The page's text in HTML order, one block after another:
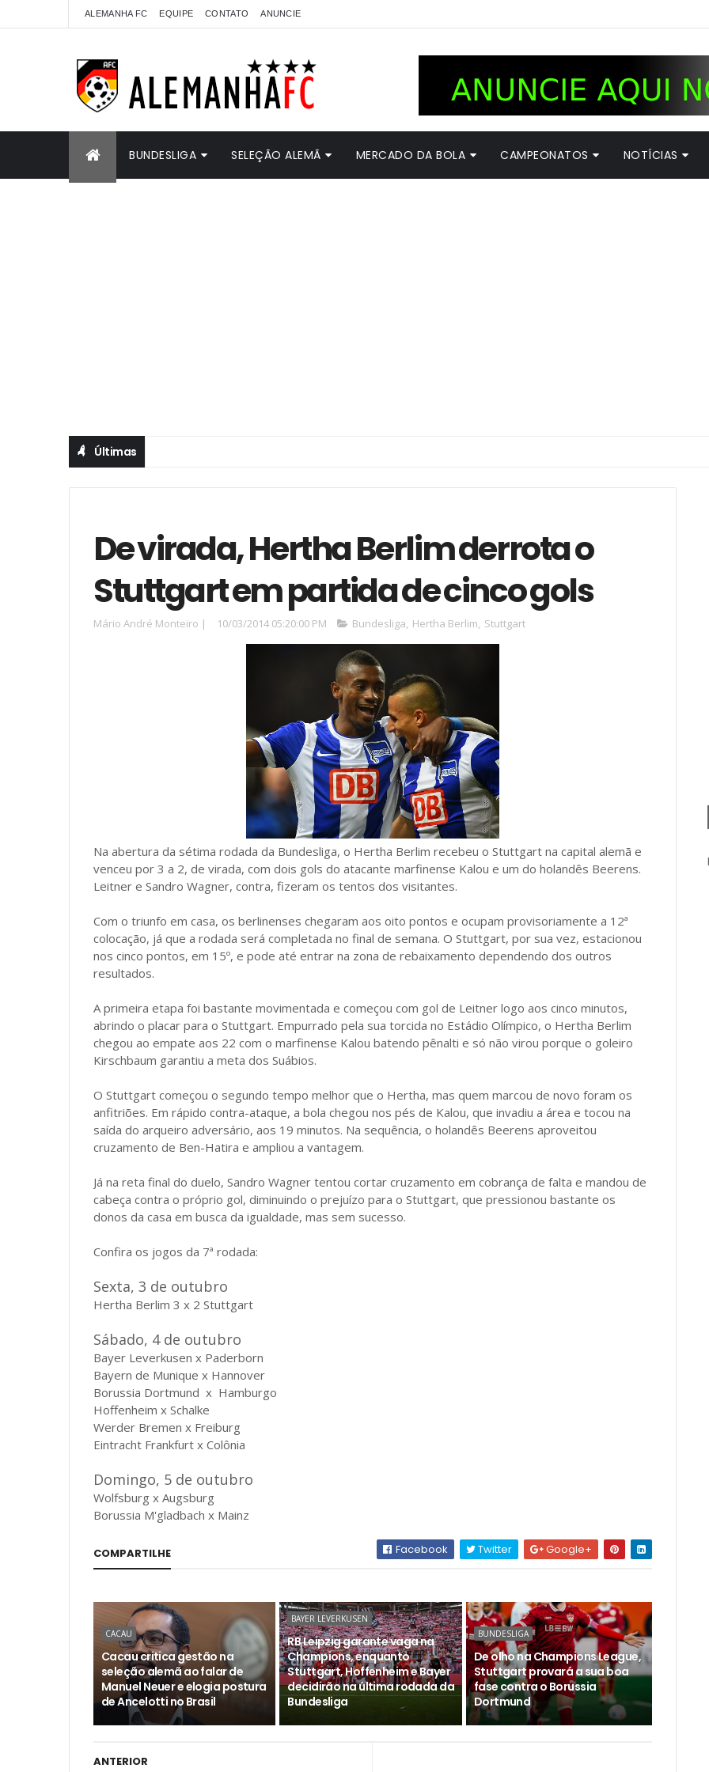
ALEMANHA FC EQUIPE CONTATO ANUNCIE
BUNDESLIGA SELEÇÃO ALEMÃ MERCADO DA BOLA CAMPEONATOS NOTÍCIAS
Últimas
De virada, Hertha Berlim derrota o
Stuttgart em partida de cinco gols
Mário André Monteiro | 10/03/2014 05:20:00 PM Bundesliga, Hertha Berlim, Stuttgart
Na abertura da sétima rodada da Bundesliga, o Hertha Berlim recebeu o Stuttgart na capital alemã e
venceu por 3 a 2, de virada, com dois gols do atacante marfinense Kalou e um do holandês Beerens.
Leitner e Sandro Wagner, contra, fizeram os tentos dos visitantes.
Com o triunfo em casa, os berlinenses chegaram aos oito pontos e ocupam provisoriamente a 12ª
colocação, já que a rodada será completada no final de semana. O Stuttgart, por sua vez, estacionou
nos cinco pontos, em 15º, e pode até entrar na zona de rebaixamento dependendo dos outros
resultados.
A primeira etapa foi bastante movimentada e começou com gol de Leitner logo aos cinco minutos,
abrindo o placar para o Stuttgart. Empurrado pela sua torcida no Estádio Olímpico, o Hertha Berlim
chegou ao empate aos 22 com o marfinense Kalou batendo pênalti e só não virou porque o goleiro
Kirschbaum garantiu a meta dos Suábios.
O Stuttgart começou o segundo tempo melhor que o Hertha, mas quem marcou de novo foram os
anfitriões. Em rápido contra-ataque, a bola chegou nos pés de Kalou, que invadiu a área e tocou na
saída do arqueiro adversário, aos 19 minutos. Na sequência, o holandês Beerens aproveitou
cruzamento de Ben-Hatira e ampliou a vantagem.
Já na reta final do duelo, Sandro Wagner tentou cortar cruzamento em cobrança de falta e mandou de
cabeça contra o próprio gol, diminuindo o prejuízo para o Stuttgart, que pressionou bastante os
donos da casa em busca da igualdade, mas sem sucesso.
Confira os jogos da 7ª rodada:
Sexta, 3 de outubro
Hertha Berlim 3 x 2 Stuttgart
Sábado, 4 de outubro
Bayer Leverkusen x Paderborn
Bayern de Munique x Hannover
Borussia Dortmund x Hamburgo
Hoffenheim x Schalke
Werder Bremen x Freiburg
Eintracht Frankfurt x Colônia
Domingo, 5 de outubro
Wolfsburg x Augsburg
Borussia M'gladbach x Mainz
COMPARTILHE Facebook Twitter Google+
CACAU
Cacau critica gestão na
seleção alemã ao falar de
Manuel Neuer e elogia postura
de Ancelotti no Brasil
BAYER LEVERKUSEN
RB Leipzig garante vaga na
Champions, enquanto
Stuttgart, Hoffenheim e Bayer
decidirão na última rodada da
Bundesliga
BUNDESLIGA
De olho na Champions League,
Stuttgart provará a sua boa
fase contra o Borussia
Dortmund
ANTERIOR